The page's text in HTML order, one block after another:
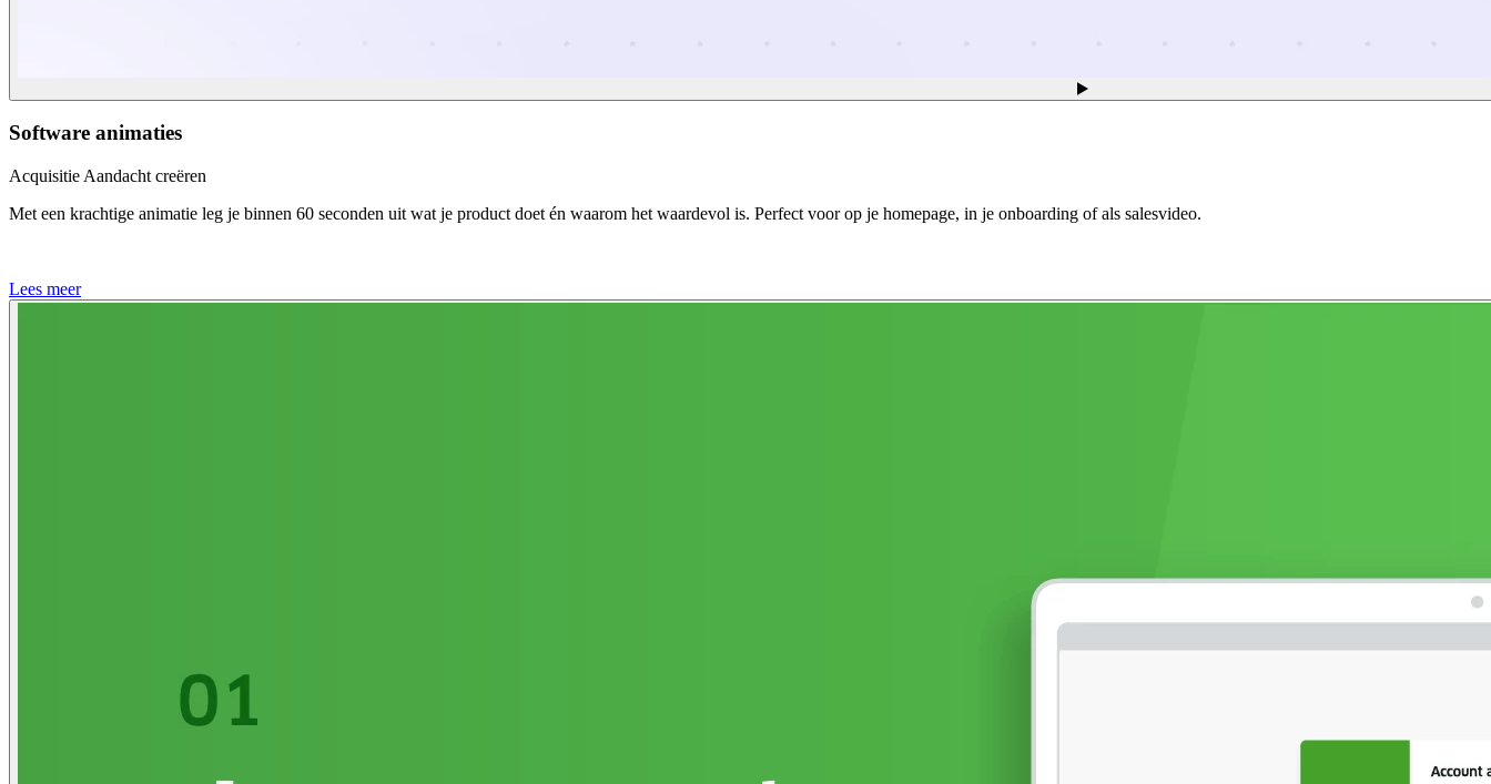
Software animaties
Acquisitie Aandacht creëren
Met een krachtige animatie leg je binnen 60 seconden uit wat je product doet én waarom het waardevol is. Perfect voor op je homepage, in je onboarding of als salesvideo.
Lees meer